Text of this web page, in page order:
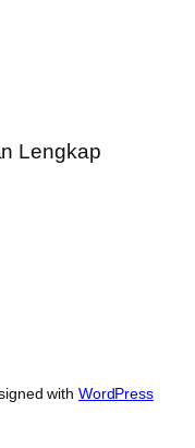
Lengkap
with WordPress